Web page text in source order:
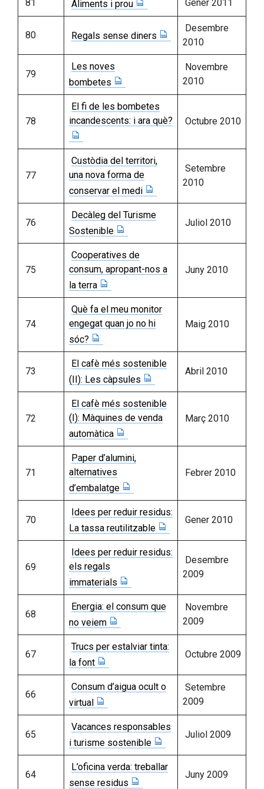
81 Aliments i prou Gener 2011
80 Regals sense diners
Desembre
2010
79
Les noves
bombetes
Novembre
2010
78
El fi de les bombetes
incandescents: i ara què?
Octubre 2010
77
Custòdia del territori,
una nova forma de
conservar el medi
Setembre
2010
76
Decàleg del Turisme
Sostenible
Juliol 2010
75
Cooperatives de
consum, apropant-nos a
la terra
Juny 2010
74
Què fa el meu monitor
engegat quan jo no hi
sóc?
Maig 2010
73
El cafè més sostenible
(II): Les càpsules
Abril 2010
72
El cafè més sostenible
(I): Màquines de venda
automàtica
Març 2010
71
Paper d’alumini,
alternatives
d’embalatge
Febrer 2010
70
Idees per reduir residus:
La tassa reutilitzable
Gener 2010
69
Idees per reduir residus:
els regals
immaterials
Desembre
2009
68
Energia: el consum que
no veiem
Novembre
2009
67
Trucs per estalviar tinta:
la font
Octubre 2009
66
Consum d’aigua ocult o
virtual
Setembre
2009
65
Vacances responsables
i turisme sostenible
Juliol 2009
64
L’oficina verda: treballar
sense residus
Juny 2009